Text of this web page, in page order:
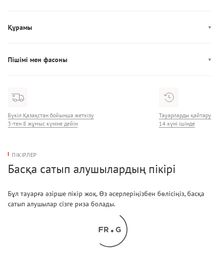
Әшекей: брендированная резинка
Құрамы
Пішімі мен фасоны
Бүкіл Қазақстан бойынша жеткізу
3-тен 8 жұмыс күніне дейін
Тауарларды қайтару
14 күні ішінде
ПІКІРЛЕР
Басқа сатып алушылардың пікірі
Бұл тауарға әзірше пікір жоқ. Өз әсерлеріңізбен бөлісіңіз, басқа
сатып алушылар сізге риза болады.